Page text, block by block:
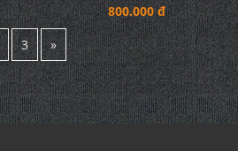
800.000 đ
3 »